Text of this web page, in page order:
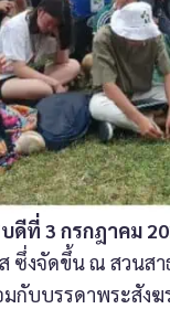
3 กรกฎาคม
ซึ่งจัดขึ้น ณ สวนสา
กับบรรดาพระสังฆ